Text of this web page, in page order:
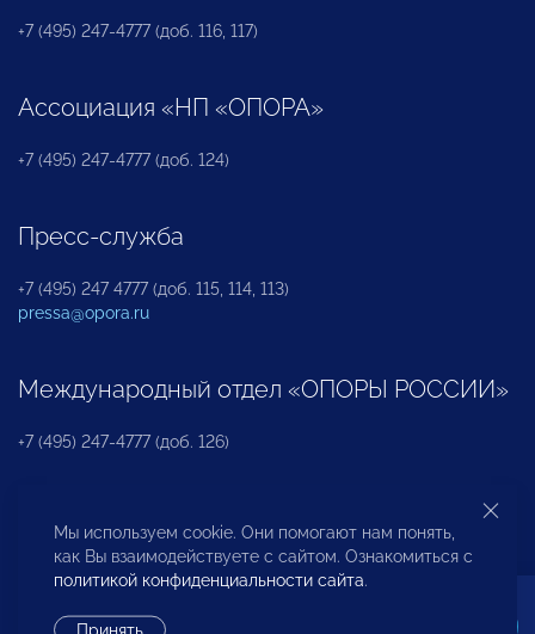
+7 (495) 247-4777 (доб. 116, 117)
Ассоциация «НП «ОПОРА»
+7 (495) 247-4777 (доб. 124)
Пресс-служба
+7 (495) 247 4777 (доб. 115, 114, 113)
pressa@opora.ru
Международный отдел «ОПОРЫ РОССИИ»
+7 (495) 247-4777 (доб. 126)
Бюро по защите прав предпринимателей и
инвесторов
Мы используем cookie. Они помогают нам понять,
как Вы взаимодействуете с сайтом. Ознакомиться с
политикой конфиденциальности сайта.
Принять